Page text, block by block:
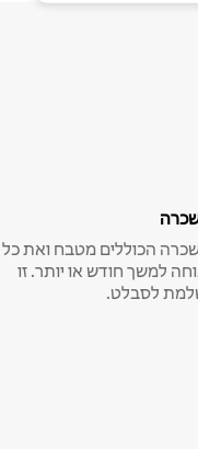
הכוללים מטבח ואת כל
למשך חודש או יותר. זו
לסבלט.